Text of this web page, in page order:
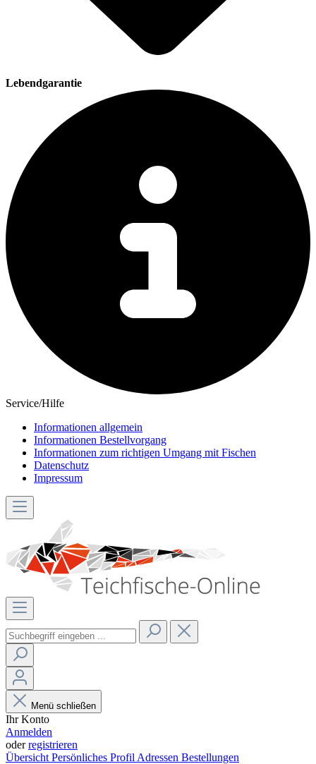
Lebendgarantie
Service/Hilfe
Informationen allgemein
Informationen Bestellvorgang
Informationen zum richtigen Umgang mit Fischen
Datenschutz
Impressum
Menü schließen
Ihr Konto
Anmelden
oderregistrieren
Übersicht Persönliches Profil Adressen Bestellungen